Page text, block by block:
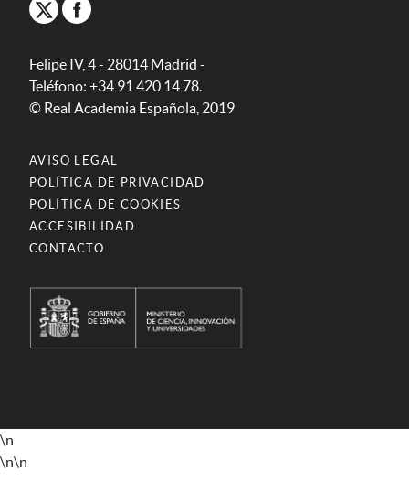
Felipe IV, 4 - 28014 Madrid -
Teléfono: +34 91 420 14 78.
© Real Academia Española, 2019
AVISO LEGAL
POLÍTICA DE PRIVACIDAD
POLÍTICA DE COOKIES
ACCESIBILIDAD
CONTACTO
\n
\n\n